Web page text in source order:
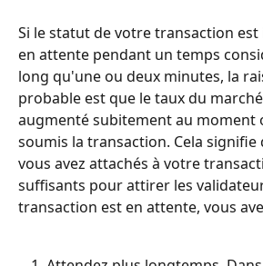
Si le statut de votre transaction
en attente pendant un temps
long qu'une ou deux minutes, la
probable est que le taux du
augmenté subitement au moment
soumis la transaction. Cela signifie
vous avez attachés à votre
suffisants pour attirer les
transaction est en attente, vous